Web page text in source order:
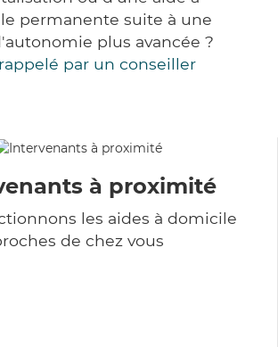
permanente suite à une
plus avancée ?
par un conseiller
à proximité
les aides à domicile
de chez vous